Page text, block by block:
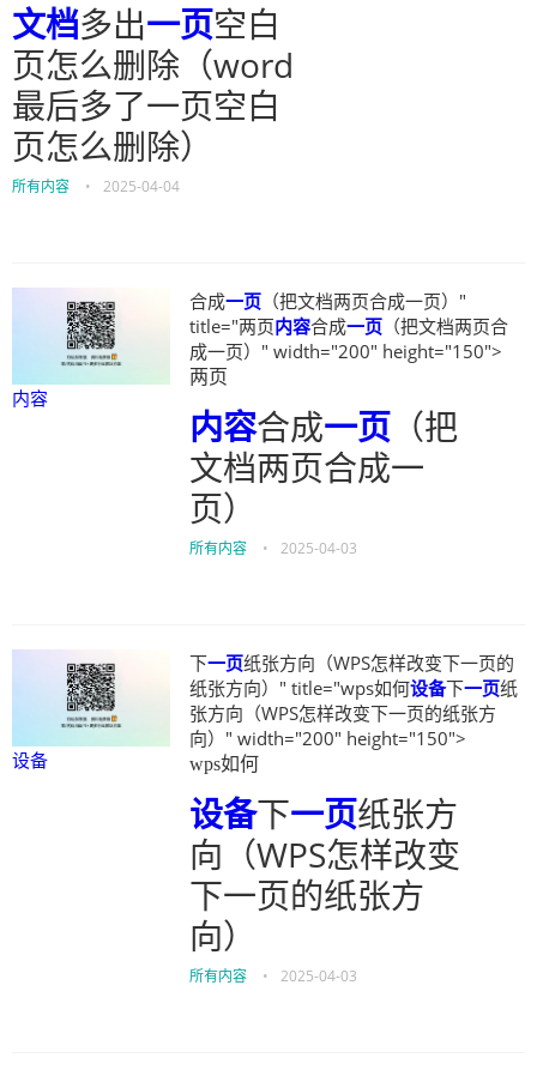
文档多出一页空白
页怎么删除（word
最后多了一页空白
页怎么删除）
所有内容 • 2025-04-04
内容
合成一页 （把文档两页合成一页）"
title="两页内容合成一页 （把文档两页合
成一页）" width="200" height="150">
两页
内容合成一页 （把
文档两页合成一
页）
所有内容 • 2025-04-03
设备
下一页纸张方向（WPS怎样改变下一页的
纸张方向）" title="wps如何设备下一页纸
张方向（WPS怎样改变下一页的纸张方
向）" width="200" height="150">
wps如何
设备下一页纸张方
向（WPS怎样改变
下一页的纸张方
向）
所有内容 • 2025-04-03